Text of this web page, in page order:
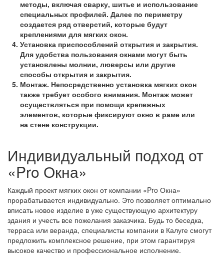
методы, включая сварку, шитье и использование
специальных профилей. Далее по периметру
создается ряд отверстий, которые будут
креплениями для мягких окон.
Установка приспособлений открытия и закрытия.
Для удобства пользования окнами могут быть
установлены молнии, люверсы или другие
способы открытия и закрытия.
Монтаж. Непосредственно установка мягких окон
также требует особого внимания. Монтаж может
осуществляться при помощи крепежных
элементов, которые фиксируют окно в раме или
на стене конструкции.
Индивидуальный подход от
«Pro Окна»
Каждый проект мягких окон от компании «Pro Окна»
прорабатывается индивидуально. Это позволяет оптимально
вписать новое изделие в уже существующую архитектуру
здания и учесть все пожелания заказчика. Будь то беседка,
терраса или веранда, специалисты компании в Калуге смогут
предложить комплексное решение, при этом гарантируя
высокое качество и профессиональное исполнение.